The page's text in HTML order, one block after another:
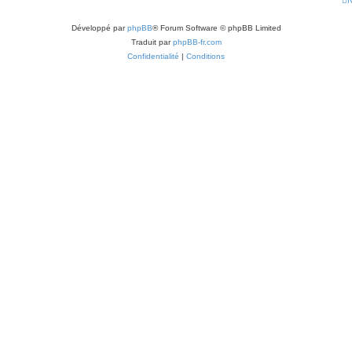
Développé parphpBB® Forum Software © phpBB Limited
Traduit parphpBB-fr.com
Confidentialité | Conditions